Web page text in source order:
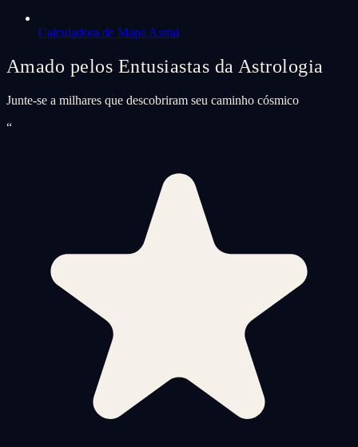
Calculadora de Mapa Astral
Amado pelos Entusiastas da Astrologia
Junte-se a milhares que descobriram seu caminho cósmico
“